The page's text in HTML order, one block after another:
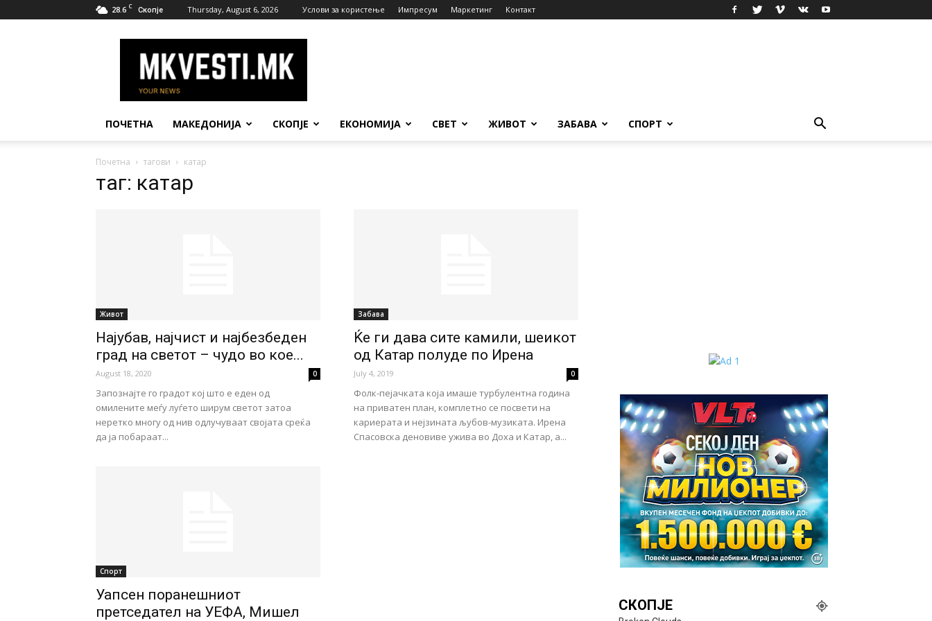
28.6 C Скопје Thursday, August 6, 2026 Услови за користење Импресум Маркетинг Контакт
Вести
ПОЧЕТНА МАКЕДОНИЈА СКОПЈЕ ЕКОНОМИЈА СВЕТ ЖИВОТ ЗАБАВА СПОРТ
Почетна тагови катар
таг: катар
Живот
Најубав, најчист и најбезбеден
град на светот – чудо во кое...
August 18, 2020 0
Запознајте го градот кој што е еден од
омилените меѓу луѓето ширум светот затоа
неретко многу од нив одлучуваат својата среќа
да ја побараат...
Забава
Ќе ги дава сите камили, шеикот
од Катар полуде по Ирена
July 4, 2019 0
Фолк-пејачката која имаше турбулентна година
на приватен план, комплетно се посвети на
кариерата и нејзината љубов-музиката. Ирена
Спасовска деновиве ужива во Доха и Катар, а...
Спорт
Уапсен поранешниот
претседател на УЕФА, Мишел